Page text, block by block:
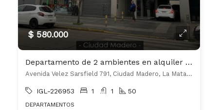
$ 580.000
Departamento de 2 ambientes en alquiler en Ciudad Madero
Avenida Velez Sarsfield 791, Ciudad Madero, La Matanza
IGL-226953 1 1 50
DEPARTAMENTOS